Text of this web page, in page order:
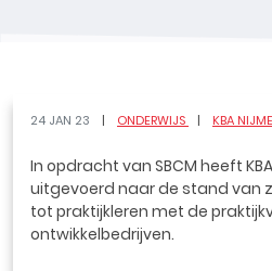
24 JAN 23 ONDERWIJS KBA
In opdracht van SBCM heeft
uitgevoerd naar de stand van
tot praktijkleren met de
ontwikkelbedrijven.